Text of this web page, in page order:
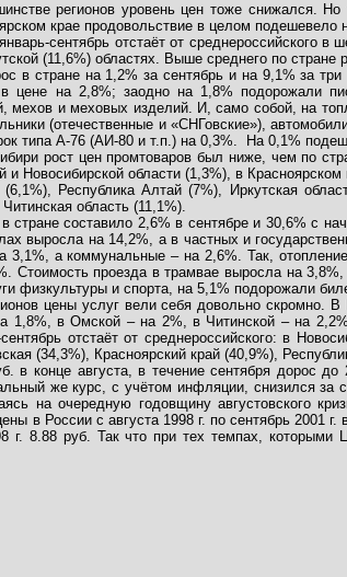
регионов уровень цен тоже снижался.
крае продовольствие в целом
сентябрь отстаёт от среднероссийского
(11,6%) областях. Выше среднего по
в стране на 1,2% за сентябрь и на 9,1% за
цене на 2,8%; заодно на 1,8% подорожали
мехов и меховых изделий. И, само собой, на
(отечественные и «СНГовские»),
типа А-76 (АИ-80 и т.п.) на 0,3%.
На 0,1%
рост цен промтоваров был ниже, чем по
Новосибирской области (1,3%), в
(6,1%), Республика Алтай (7%), Иркутская
область (11,1%).
стране составило 2,6% в сентябре и 30,6% с
выросла на 14,2%, а в частных и
3,1%, а коммунальные – на 2,6%. Так,
Стоимость проезда в трамвае выросла на
физкультуры и спорта, на 5,1% подорожали
цены услуг вели себя довольно
1,8%, в Омской – на 2%, в Читинской – на
отстаёт от среднероссийского: в
(34,3%), Красноярский край (40,9%),
в конце августа, в течение сентября дорос
же курс, с учётом инфляции, снизился
на очередную годовщину
в России с августа 1998 г. по сентябрь 2001
г. 8.88 руб. Так что при тех темпах,